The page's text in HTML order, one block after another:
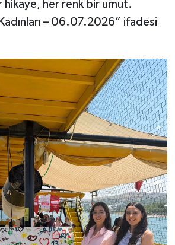
hikaye, her renk bir umut.
– 06.07.2026” ifadesi